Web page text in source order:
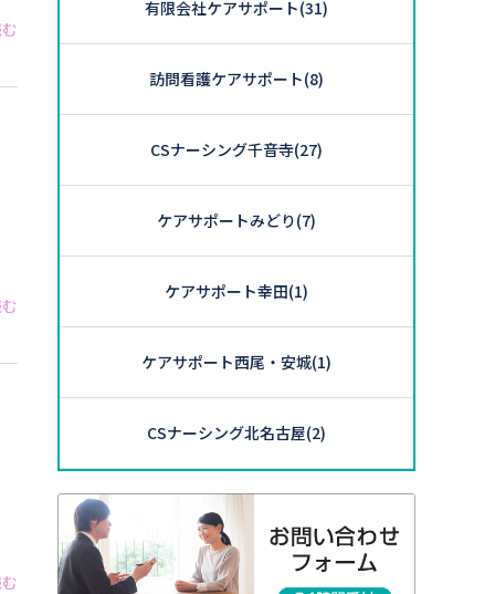
有限会社ケアサポート(31)
訪問看護ケアサポート(8)
CSナーシング千音寺(27)
ケアサポートみどり(7)
ケアサポート幸田(1)
ケアサポート西尾・安城(1)
CSナーシング北名古屋(2)